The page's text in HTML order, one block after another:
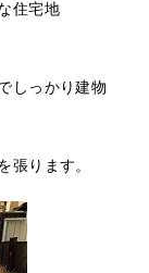
住宅地
しっかり建物
張ります。